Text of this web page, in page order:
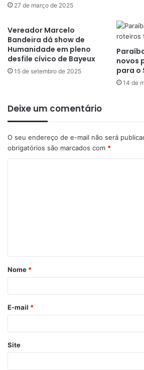
27 de março de 2025
Vereador Marcelo
Bandeira dá show de
Humanidade em pleno
desfile cívico de Bayeux
15 de setembro de 2025
novos
para o
14 de
Deixe um comentário
O seu endereço de e-mail não será
obrigatórios são marcados com *
á
r
*
Nome *
E-mail *
Site